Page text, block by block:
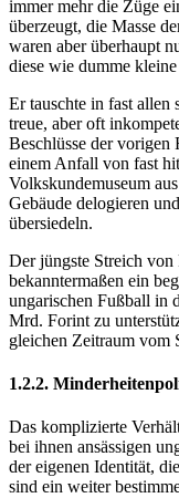
immer mehr die Züge
überzeugt, die Masse
waren aber überhaupt
diese wie dumme
Er tauschte in fast allen
treue, aber oft
Beschlüsse der
einem Anfall von fast
Volkskundemuseum
Gebäude delogieren
übersiedeln.
Der jüngste Streich
bekanntermaßen ein
ungarischen Fußball in
Mrd. Forint zu
gleichen Zeitraum vom
1.2.2.
Das komplizierte
bei ihnen ansässigen
der eigenen Identität,
sind ein weiter